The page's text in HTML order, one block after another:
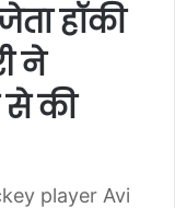
हॉकी
ने
से की
player Avi